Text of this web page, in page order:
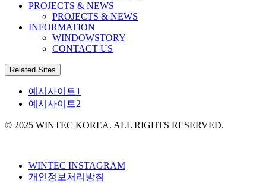
PROJECTS & NEWS
PROJECTS & NEWS
INFORMATION
WINDOWSTORY
CONTACT US
Related Sites
예시사이트1
예시사이트2
© 2025 WINTEC KOREA. ALL RIGHTS RESERVED.
WINTEC INSTAGRAM
개인정보처리방침